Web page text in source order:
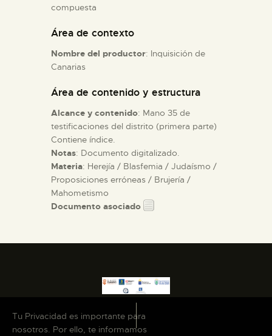
DIDÁCTICA
ESPAÑOL
compuesta
Área de contexto
Nombre del productor: Inquisición de
Canarias
Área de contenido y estructura
Alcance y contenido: Mano 35 de
testificaciones del distrito (primera parte)
Contiene índice.
Notas: Documento digitalizado.
Materia: Herejía / Blasfemia / Judaísmo /
Proposiciones erróneas / Brujería /
Mahometismo
Documento asociado
Tu Privacidad es importante para
nosotros. Por ello, te informamos